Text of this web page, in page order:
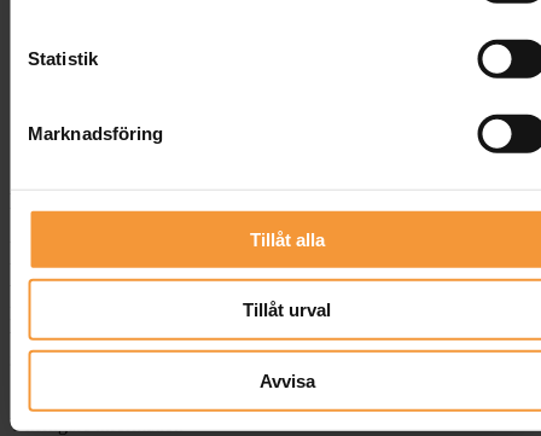
Statistik
Marknadsföring
Tillåt alla
Tillåt urval
Avvisa
Hotell
Köstolpar
Vi på Banquet Konferens AB har som målsättning att leverera
beställda lagervaror inom 3-5 arbetsdagar från det att din order blivit
lager varierar i leveranstid. En del specialprodukter kan ta upp till 12
veckor. För att få ett mer precist leveransbesked är du välkommen att
göra en förfrågan på den produkt du är intresserad av att köpa.
Joakim Glawing
Ytterligare information